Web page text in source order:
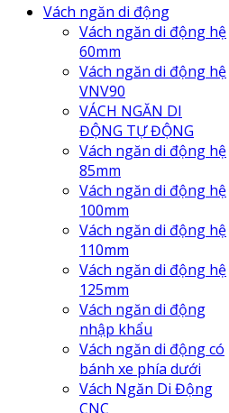
Vách ngăn di động
Vách ngăn di động hệ
60mm
Vách ngăn di động hệ
VNV90
VÁCH NGĂN DI
ĐỘNG TỰ ĐỘNG
Vách ngăn di động hệ
85mm
Vách ngăn di động hệ
100mm
Vách ngăn di động hệ
110mm
Vách ngăn di động hệ
125mm
Vách ngăn di động
nhập khẩu
Vách ngăn di động có
bánh xe phía dưới
Vách Ngăn Di Động
CNC